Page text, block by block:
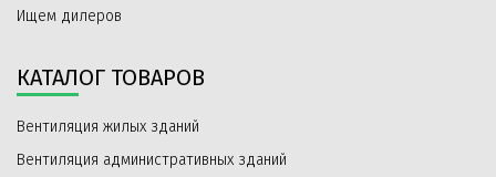
Ищем дилеров
КАТАЛОГ ТОВАРОВ
Вентиляция жилых зданий
Вентиляция административных зданий